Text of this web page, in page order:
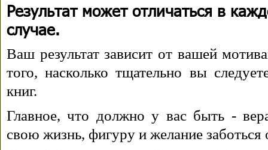
Результат может отличаться в
случае.
Ваш результат зависит от вашей
того, насколько тщательно вы
книг.
Главное, что должно у вас быть -
свою жизнь, фигуру и желание заботься